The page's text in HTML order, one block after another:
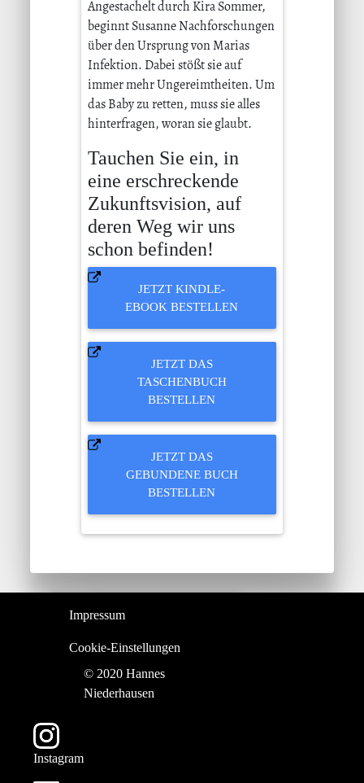
Angestachelt durch Kira Sommer,
beginnt Susanne Nachforschungen
über den Ursprung von Marias
Infektion. Dabei stößt sie auf
immer mehr Ungereimtheiten. Um
das Baby zu retten, muss sie alles
hinterfragen, woran sie glaubt.
Tauchen Sie ein, in
eine erschreckende
Zukunftsvision, auf
deren Weg wir uns
schon befinden!
JETZT KINDLE-
EBOOK BESTELLEN
JETZT DAS
TASCHENBUCH
BESTELLEN
JETZT DAS
GEBUNDENE BUCH
BESTELLEN
Impressum
Cookie-Einstellungen
© 2020 Hannes
Niederhausen
Instagram